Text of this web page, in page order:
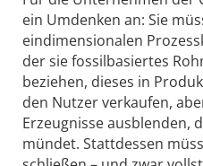
ein Umdenken an: Sie
eindimen­sionalen
der sie fossilbasiertes
beziehen, dieses in
den Nutzer verkaufen,
Erzeugnisse ausblenden,
mündet. Stattdessen